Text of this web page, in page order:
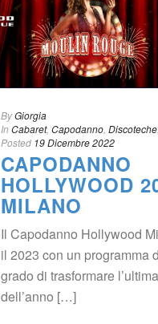
ByGiorgia
In Cabaret, Capodanno Discoteche
Posted 19 Dicembre 2022
CAPODANNO
HOLLYWOOD
MILANO
Il Capodanno Hollywood
il 2023 con un programma
grado di trasformare
dell’anno […]